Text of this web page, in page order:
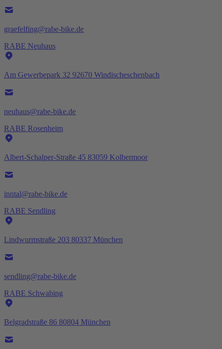
graefelfing@rabe-bike.de
RABE Neuhaus
Am Gewerbepark 32 92670 Windischeschenbach
neuhaus@rabe-bike.de
RABE Rosenheim
Albert-Schalper-Straße 45 83059 Kolbermoor
inntal@rabe-bike.de
RABE Sendling
Lindwurmstraße 203 80337 München
sendling@rabe-bike.de
RABE Schwabing
Belgradstraße 86 80804 München